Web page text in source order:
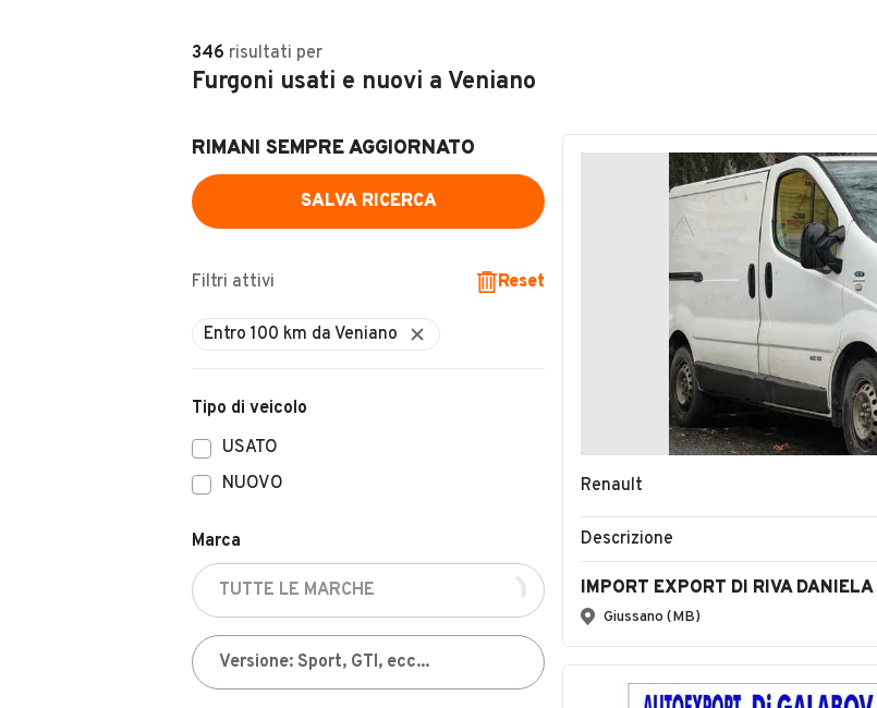
346 risultati per
Furgoni usati e nuovi a Veniano
RIMANI SEMPRE AGGIORNATO
SALVA RICERCA
Filtri attivi Reset
Tipo di veicolo
USATO
NUOVO
Marca
Renault
Descrizione
IMPORT EXPORT DI RIVA DANIELA
Giussano (MB)